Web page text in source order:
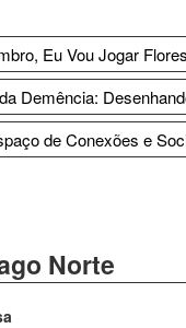
Eu Vou Jogar
Demência:
de Conexões e
Norte